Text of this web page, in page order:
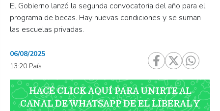
El Gobierno lanzó la segunda convocatoria del año para el
programa de becas. Hay nuevas condiciones y se suman
las escuelas privadas.
06/08/2025
13:20 País
HACÉ CLICK AQUÍ PARA UNIRTE AL
CANAL DE WHATSAPP DE EL LIBERAL Y